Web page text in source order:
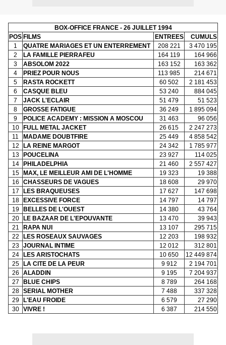
BOX-OFFICE FRANCE - 26 JUILLET 1994
POS FILMS ENTREES
CUMULS
1
QUATRE MARIAGES ET UN ENTERREMENT 208 221
3 470 195
2
LA FAMILLE PIERRAFEU 164 119
164 966
3
ABSOLOM 2022 163 152
163 362
4
PRIEZ POUR NOUS 113 985
214 671
5
RASTA ROCKETT 60 502
2 181 453
6
CASQUE BLEU 53 240
884 045
7
JACK L'ECLAIR 51 479
51 523
8
GROSSE FATIGUE 36 249
1 895 094
9
POLICE ACADEMY : MISSION A MOSCOU 31 463
96 056
10
FULL METAL JACKET 26 615
2 247 273
11
MADAME DOUBTFIRE 25 449
4 858 542
12
LA REINE MARGOT 24 342
1 785 977
13
POUCELINA 23 927
114 025
14
PHILADELPHIA 21 460
2 557 427
15
MAX, LE MEILLEUR AMI DE L'HOMME 19 323
19 388
16
CHASSEURS DE VAGUES 18 608
29 970
17
LES BRAQUEUSES 17 627
147 698
18
EXCESSIVE FORCE 14 797
14 797
19
BELLES DE L'OUEST 14 380
43 764
20
LE BAZAAR DE L'EPOUVANTE 13 470
39 943
21
RAPA NUI 13 107
295 715
22
LES ROSEAUX SAUVAGES 12 203
198 932
23
JOURNAL INTIME 12 012
312 801
24
LES ARISTOCHATS 10 650
12 449 874
25
LA CITE DE LA PEUR 9 912
2 194 701
26
ALADDIN 9 195
7 204 937
27
BLUE CHIPS 8 789
264 168
28
SERIAL MOTHER 7 488
337 328
29
L'EAU FROIDE 6 579
27 290
30
VIVRE ! 6 387 214 550